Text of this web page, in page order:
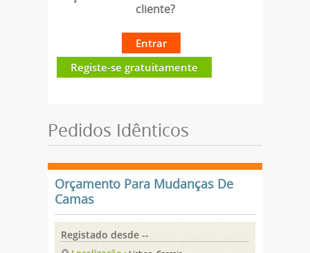
cliente?
Entrar
Registe-se gratuitamente
Pedidos Idênticos
Orçamento Para Mudanças De
Camas
Registado desde --